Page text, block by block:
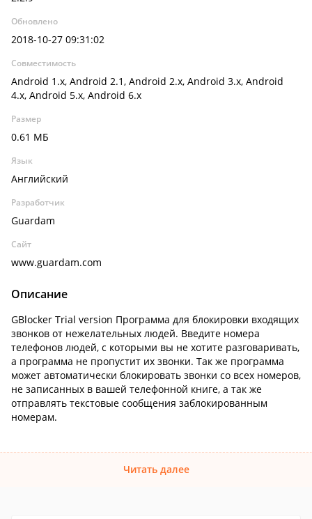
Обновлено
2018-10-27 09:31:02
Совместимость
Android 1.x, Android 2.1, Android 2.x, Android 3.x, Android
4.x, Android 5.x, Android 6.x
Размер
0.61 МБ
Язык
Английский
Разработчик
Guardam
Сайт
www.guardam.com
Описание
GBlocker Trial version Программа для блокировки входящих
звонков от нежелательных людей. Введите номера
телефонов людей, с которыми вы не хотите разговаривать,
а программа не пропустит их звонки. Так же программа
может автоматически блокировать звонки со всех номеров,
не записанных в вашей телефонной книге, а так же
отправлять текстовые сообщения заблокированным
номерам.
Читать далее